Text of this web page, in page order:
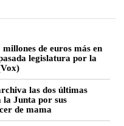
de euros más en
legislatura por la
las dos últimas
la Junta por sus
de mama